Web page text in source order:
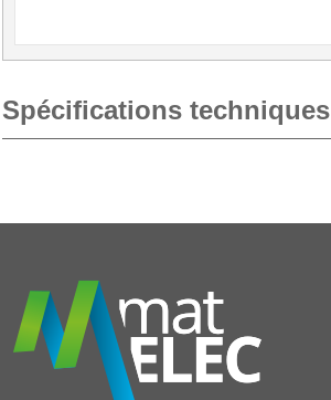
Spécifications techniques